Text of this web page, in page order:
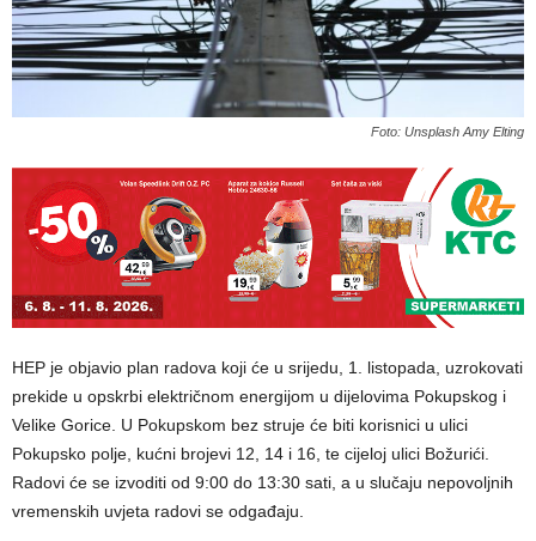
Foto: Unsplash Amy Elting
HEP je objavio plan radova koji će u srijedu, 1. listopada, uzrokovati
prekide u opskrbi električnom energijom u dijelovima Pokupskog i
Velike Gorice. U Pokupskom bez struje će biti korisnici u ulici
Pokupsko polje, kućni brojevi 12, 14 i 16, te cijeloj ulici Božurići.
Radovi će se izvoditi od 9:00 do 13:30 sati, a u slučaju nepovoljnih
vremenskih uvjeta radovi se odgađaju.